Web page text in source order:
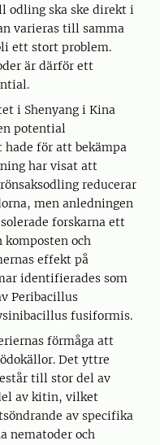
odling ska ske direkt i
varieras till samma
ett stort problem.
är därför ett
i Shenyang i Kina
potential
för att bekämpa
har visat att
reducerar
men anledningen
forskarna ett
och
effekt på
identifierades som
Peribacillus
fusiformis.
förmåga att
Det yttre
till stor del av
av kitin, vilket
av specifika
nematoder och